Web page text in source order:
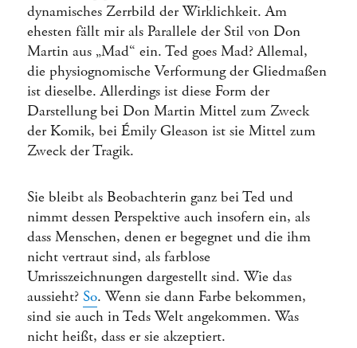
dynamisches Zerrbild der Wirklichkeit. Am
ehesten fällt mir als Parallele der Stil von Don
Martin aus „Mad“ ein. Ted goes Mad? Allemal,
die physiognomische Verformung der Gliedmaßen
ist dieselbe. Allerdings ist diese Form der
Darstellung bei Don Martin Mittel zum Zweck
der Komik, bei Émily Gleason ist sie Mittel zum
Zweck der Tragik.
Sie bleibt als Beobachterin ganz bei Ted und
nimmt dessen Perspektive auch insofern ein, als
dass Menschen, denen er begegnet und die ihm
nicht vertraut sind, als farblose
Umrisszeichnungen dargestellt sind. Wie das
aussieht?So. Wenn sie dann Farbe bekommen,
sind sie auch in Teds Welt angekommen. Was
nicht heißt, dass er sie akzeptiert.